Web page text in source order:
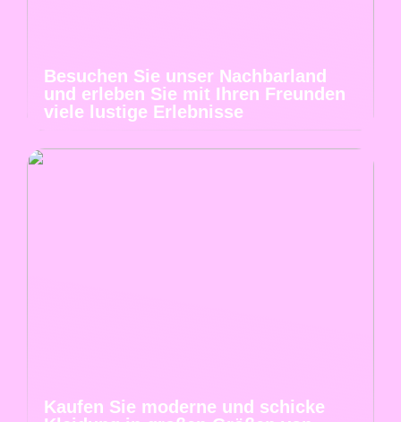
Besuchen Sie unser Nachbarland
und erleben Sie mit Ihren Freunden
viele lustige Erlebnisse
Kaufen Sie moderne und schicke